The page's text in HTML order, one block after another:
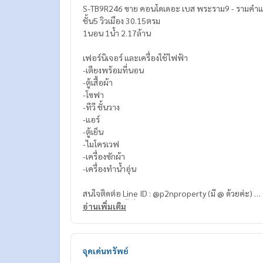
S-TB9R246 ขาย คอนโดเดอะ เบส พระราม9 - รามคำ
ชั้น5 วิวเมือง 30.15ตรม
1นอน 1น้ำ 2.17ล้าน
เฟอร์นิเจอร์ และเครื่องใช้ไฟฟ้า
-เตียงพร้อมที่นอน
-ตู้เสื้อผ้า
-โซฟา
-ทีวี ชั้นวาง
-แอร์
-ตู้เย็น
-ไมโครเวฟ
-เครื่องซักผ้า
-เครื่องทำน้ำอุ่น
สนใจติดต่อ Line ID : @p2nproperty (มี @ ด้วยค่ะ)
หรือ กดลิ้งค์นี้เพื่อแอดไลน์ :
อ่านเพิ่มเติม
จุดเด่นทรัพย์